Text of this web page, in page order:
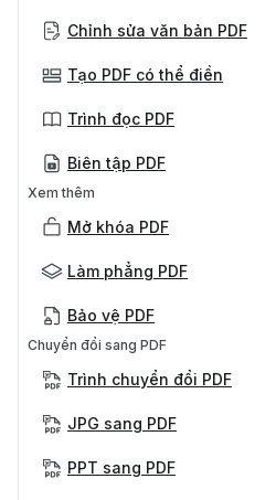
Chỉnh sửa văn bản PDF
Tạo PDF có thể điền
Trình đọc PDF
Biên tập PDF
Xem thêm
Mở khóa PDF
Làm phẳng PDF
Bảo vệ PDF
Chuyển đổi sang PDF
Trình chuyển đổi PDF
JPG sang PDF
PPT sang PDF